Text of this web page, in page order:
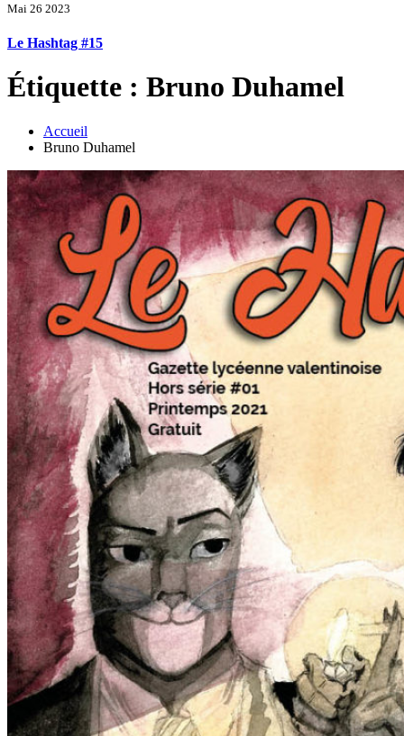
Mai 26 2023
Le Hashtag #15
Étiquette : Bruno Duhamel
Accueil
Bruno Duhamel